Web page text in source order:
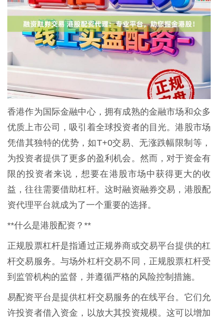
香港作为国际金融中心，拥有成熟的金融市场和众多
优质上市公司，吸引着全球投资者的目光。港股市场
凭借其独特的优势，如T+0交易、无涨跌幅限制等，
为投资者提供了更多的盈利机会。然而，对于资金有
限的投资者来说，想要在港股市场中获得更大的收
益，往往需要借助杠杆。这时融资融券交易，港股配
资代理平台就成为了一个重要的选择。
**什么是港股配资？**
正规股票杠杆是指通过正规券商或交易平台提供的杠
杆交易服务。与场外杠杆交易不同，正规股票杠杆受
到监管机构的监督，并遵循严格的风险控制措施。
易配资平台是提供杠杆交易服务的在线平台。它们允
许投资者借入资金，以放大其投资规模。这可以增加